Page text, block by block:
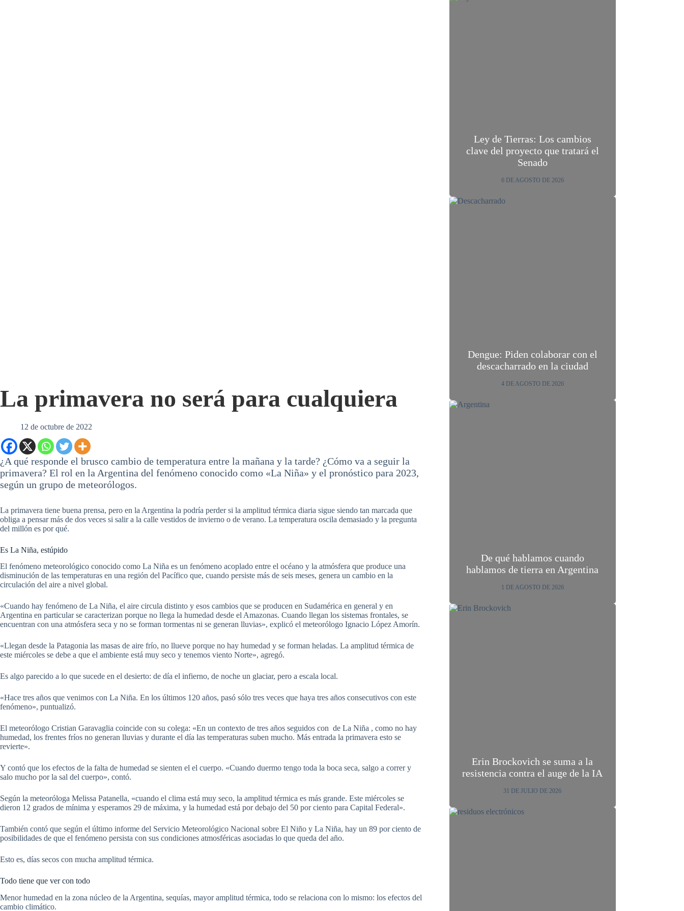
La primavera no será para cualquiera
12 de octubre de 2022
¿A qué responde el brusco cambio de temperatura entre la mañana y la tarde? ¿Cómo va a seguir la
primavera? El rol en la Argentina del fenómeno conocido como «La Niña» y el pronóstico para 2023,
según un grupo de meteorólogos.
La primavera tiene buena prensa, pero en la Argentina la podría perder si la amplitud térmica diaria sigue siendo tan marcada que
obliga a pensar más de dos veces si salir a la calle vestidos de invierno o de verano. La temperatura oscila demasiado y la pregunta
del millón es por qué.
Es La Niña, estúpido
El fenómeno meteorológico conocido como La Niña es un fenómeno acoplado entre el océano y la atmósfera que produce una
disminución de las temperaturas en una región del Pacífico que, cuando persiste más de seis meses, genera un cambio en la
circulación del aire a nivel global.
«Cuando hay fenómeno de La Niña, el aire circula distinto y esos cambios que se producen en Sudamérica en general y en
Argentina en particular se caracterizan porque no llega la humedad desde el Amazonas. Cuando llegan los sistemas frontales, se
encuentran con una atmósfera seca y no se forman tormentas ni se generan lluvias», explicó el meteorólogo Ignacio López Amorín.
«Llegan desde la Patagonia las masas de aire frío, no llueve porque no hay humedad y se forman heladas. La amplitud térmica de
este miércoles se debe a que el ambiente está muy seco y tenemos viento Norte», agregó.
Es algo parecido a lo que sucede en el desierto: de día el infierno, de noche un glaciar, pero a escala local.
«Hace tres años que venimos con La Niña. En los últimos 120 años, pasó sólo tres veces que haya tres años consecutivos con este
fenómeno», puntualizó.
El meteorólogo Cristian Garavaglia coincide con su colega: «En un contexto de tres años seguidos con de La Niña , como no hay
humedad, los frentes fríos no generan lluvias y durante el día las temperaturas suben mucho. Más entrada la primavera esto se
revierte».
Y contó que los efectos de la falta de humedad se sienten el el cuerpo. «Cuando duermo tengo toda la boca seca, salgo a correr y
salo mucho por la sal del cuerpo», contó.
Según la meteoróloga Melissa Patanella, «cuando el clima está muy seco, la amplitud térmica es más grande. Este miércoles se
dieron 12 grados de mínima y esperamos 29 de máxima, y la humedad está por debajo del 50 por ciento para Capital Federal».
También contó que según el último informe del Servicio Meteorológico Nacional sobre El Niño y La Niña, hay un 89 por ciento de
posibilidades de que el fenómeno persista con sus condiciones atmosféricas asociadas lo que queda del año.
Esto es, días secos con mucha amplitud térmica.
Todo tiene que ver con todo
Menor humedad en la zona núcleo de la Argentina, sequías, mayor amplitud térmica, todo se relaciona con lo mismo: los efectos del
cambio climático.
Ley de Tierras: Los cambios
clave del proyecto que tratará el
Senado
6 DE AGOSTO DE 2026
Dengue: Piden colaborar con el
descacharrado en la ciudad
4 DE AGOSTO DE 2026
De qué hablamos cuando
hablamos de tierra en Argentina
1 DE AGOSTO DE 2026
Erin Brockovich se suma a la
resistencia contra el auge de la IA
31 DE JULIO DE 2026